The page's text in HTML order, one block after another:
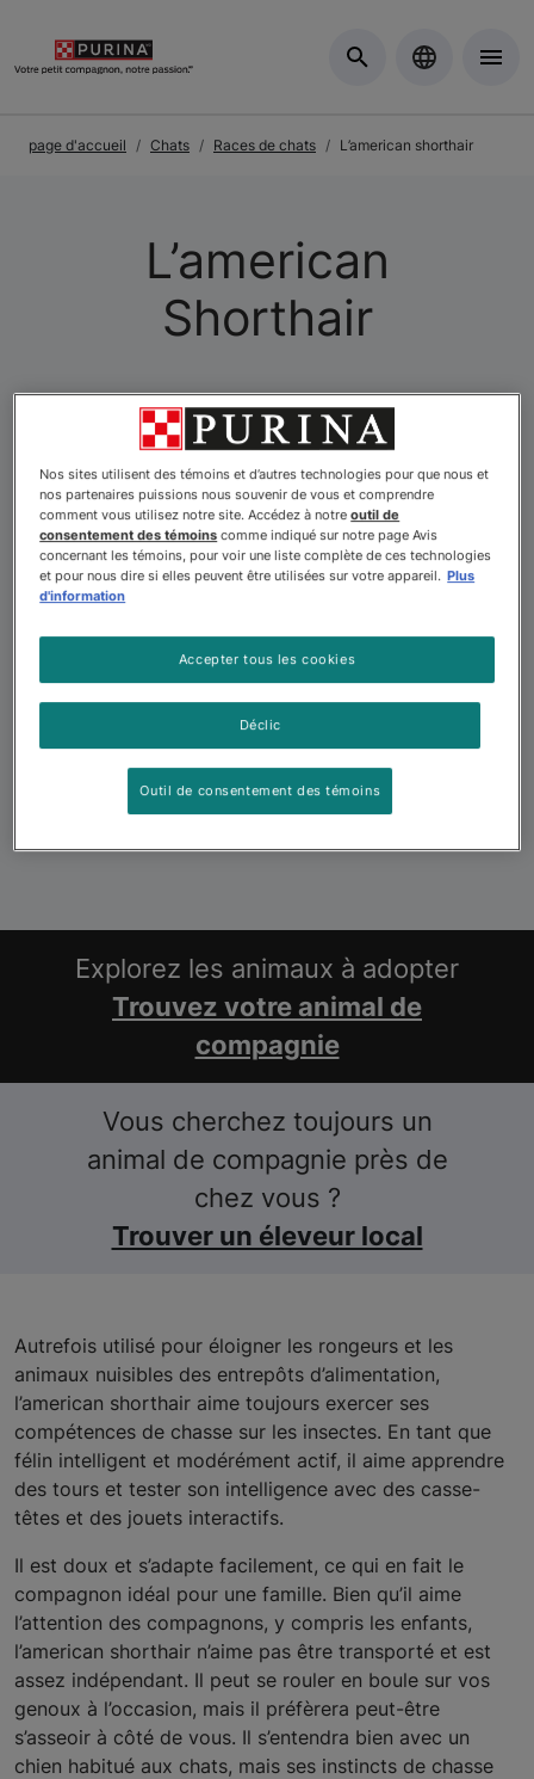
page d'accueil Chats Races de chats L’american shorthair
L’american
Shorthair
Explorez les animaux à adopter
Trouvez votre animal de
compagnie
Vous cherchez toujours un
animal de compagnie près de
chez vous ?
Trouver un éleveur local
Autrefois utilisé pour éloigner les rongeurs et les
animaux nuisibles des entrepôts d’alimentation,
l’american shorthair aime toujours exercer ses
compétences de chasse sur les insectes. En tant que
félin intelligent et modérément actif, il aime apprendre
des tours et tester son intelligence avec des casse-
têtes et des jouets interactifs.
Il est doux et s’adapte facilement, ce qui en fait le
compagnon idéal pour une famille. Bien qu’il aime
l’attention des compagnons, y compris les enfants,
l’american shorthair n’aime pas être transporté et est
assez indépendant. Il peut se rouler en boule sur vos
genoux à l’occasion, mais il préfèrera peut-être
s’asseoir à côté de vous. Il s’entendra bien avec un
chien habitué aux chats, mais ses instincts de chasse
Nos sites utilisent des témoins et d’autres technologies pour que nous et
nos partenaires puissions nous souvenir de vous et comprendre
comment vous utilisez notre site. Accédez à notreoutil de
consentement des témoins comme indiqué sur notre page Avis
concernant les témoins, pour voir une liste complète de ces technologies
et pour nous dire si elles peuvent être utilisées sur votre appareil. Plus
d'information
Déclic
Accepter tous les cookies
Outil de consentement des témoins